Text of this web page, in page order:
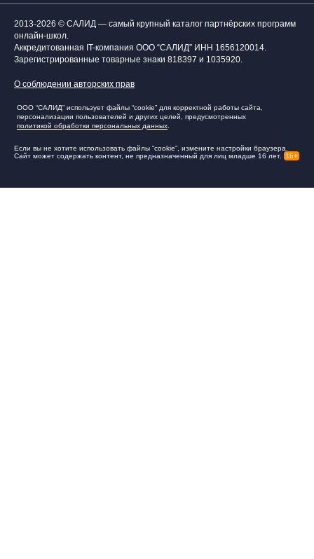
2013-2026 © САЛИД — самый крупный каталог партнёрских программ
онлайн-школ.
Аккредитованная IT-компания ООО “САЛИД” ИНН 1656120014.
Зарегистрированные товарные знаки 818397 и 1035920.
О соблюдении авторских прав
ООО “САЛИД” использует файлы “cookie” для корректной работы сайта,
персонализации пользователей и других целей, предусмотренных
политикой обработки персональных данных
Если вы не хотите использовать файлы “cookie”, измените настройки браузера.
Сайт может содержать контент, не предназначенный для лиц младше 16 лет.
16+